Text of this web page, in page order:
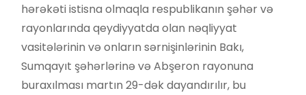
hərəkəti istisna olmaqla respublikanın şəhər və
rayonlarında qeydiyyatda olan nəqliyyat
vasitələrinin və onların sərnişinlərinin Bakı,
Sumqayıt şəhərlərinə və Abşeron rayonuna
buraxılması martın 29-dək dayandırılır, bu